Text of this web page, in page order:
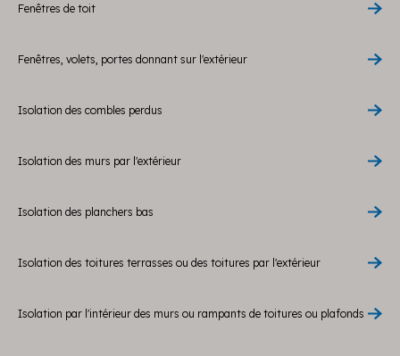
Fenêtres de toit
Fenêtres, volets, portes donnant sur l'extérieur
Isolation des combles perdus
Isolation des murs par l'extérieur
Isolation des planchers bas
Isolation des toitures terrasses ou des toitures par l'extérieur
Isolation par l'intérieur des murs ou rampants de toitures ou plafonds